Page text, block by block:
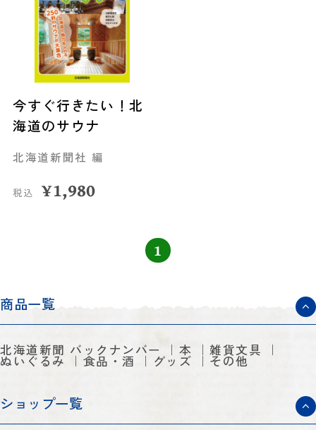
今すぐ行きたい！北
海道のサウナ
北海道新聞社 編
税込 ¥1,980
1
商品一覧
北海道新聞 バックナンバー 本 雑貨文具
ぬいぐるみ 食品・酒 グッズ その他
ショップ一覧